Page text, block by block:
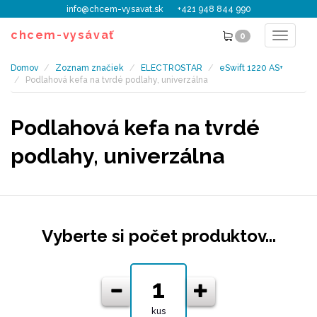
info@chcem-vysavat.sk +421 948 844 990
chcem-vysávať 0
Toggle
Domov Zoznam značiek ELECTROSTAR
eSwift 1220 AS+
Podlahová kefa na tvrdé podlahy, univerzálna
Podlahová kefa na tvrdé
podlahy, univerzálna
Vyberte si počet produktov...
kus